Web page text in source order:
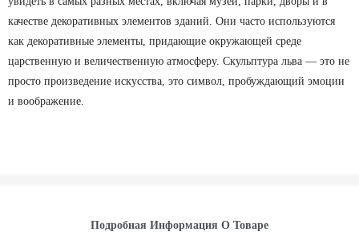
качестве декоративных элементов зданий. Они часто используются
как декоративные элементы, придающие окружающей среде
царственную и величественную атмосферу. Скульптура льва — это не
просто произведение искусства, это символ, пробуждающий эмоции
и воображение.
Подробная Информация О Товаре